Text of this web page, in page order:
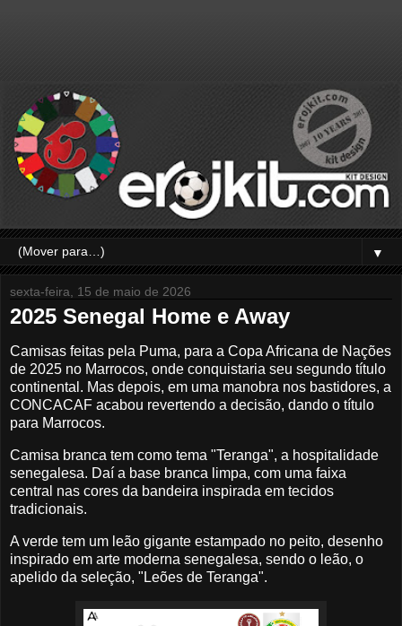
▼
sexta-feira, 15 de maio de 2026
2025 Senegal Home e Away
Camisas feitas pela Puma, para a Copa Africana de Nações
de 2025 no Marrocos, onde conquistaria seu segundo título
continental. Mas depois, em uma manobra nos bastidores, a
CONCACAF acabou revertendo a decisão, dando o título
para Marrocos.
Camisa branca tem como tema "Teranga", a hospitalidade
senegalesa. Daí a base branca limpa, com uma faixa
central nas cores da bandeira inspirada em tecidos
tradicionais.
A verde tem um leão gigante estampado no peito, desenho
inspirado em arte moderna senegalesa, sendo o leão, o
apelido da seleção, "Leões de Teranga".